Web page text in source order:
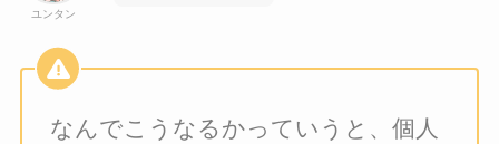
ユンタン
なんでこうなるかっていうと、個人